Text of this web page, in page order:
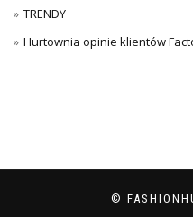
TRENDY
Hurtownia opinie klientów
©